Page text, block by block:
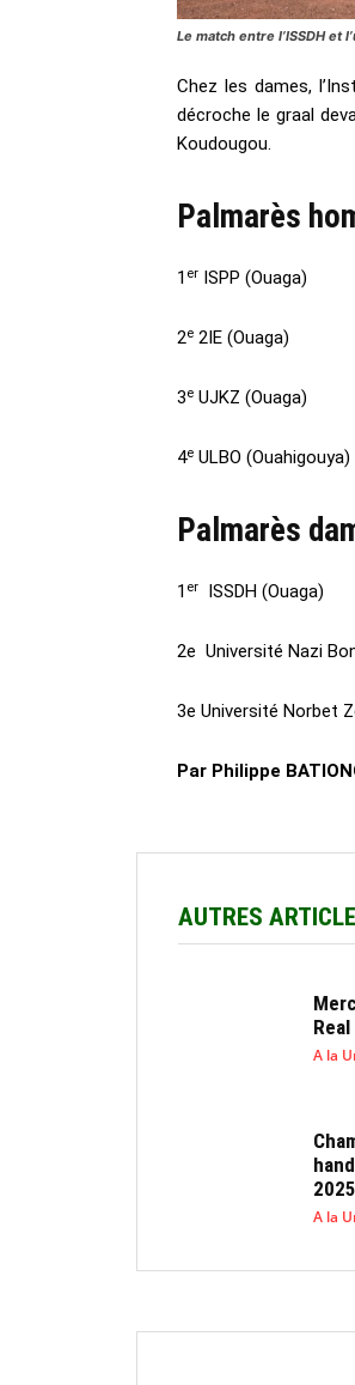
Le match entre l’ISSDH et
Chez les dames,
décroche le graal
Koudougou.
Palmarès
1 er ISPP (Ouaga)
2e 2IE (Ouaga)
3e UJKZ (Ouaga)
4e ULBO (Ouahigouya)
Palmarès
1 er ISSDH (Ouaga)
2e Université Nazi
3e Université Norbet
Par Philippe
AUTRES
A la
A la